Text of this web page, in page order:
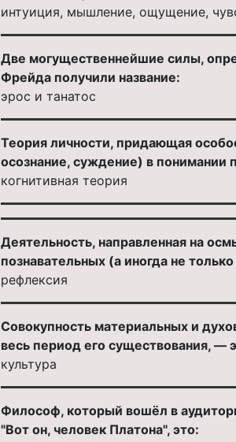
интуиция, мышление, ощущение,
Две могущественнейшие силы,
Фрейда получили название:
эрос и танатос
Теория личности, придающая
осознание, суждение) в понимании
когнитивная теория
Деятельность, направленная на
познавательных (а иногда не
рефлексия
Совокупность материальных и
весь период его существования, —
культура
Философ, который вошёл в
"Вот он, человек Платона", это: